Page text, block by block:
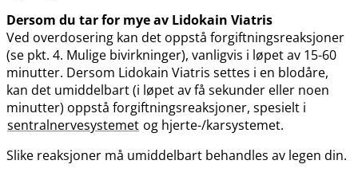
Dersom du tar for mye av Lidokain Viatris
Ved overdosering kan det oppstå forgiftningsreaksjoner
(se pkt. 4. Mulige bivirkninger), vanligvis i løpet av 15-60
minutter. Dersom Lidokain Viatris settes i en blodåre,
kan det umiddelbart (i løpet av få sekunder eller noen
minutter) oppstå forgiftningsreaksjoner, spesielt i
sentralnervesystemet og hjerte-​/​karsystemet.
Slike reaksjoner må umiddelbart behandles av legen din.